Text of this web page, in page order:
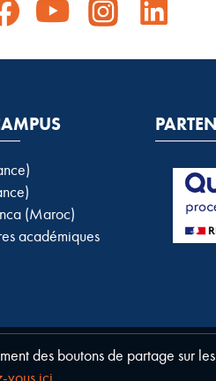
(Maroc)
académiques
des boutons de partage sur